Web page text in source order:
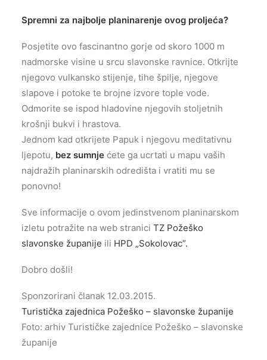
Spremni za najbolje planinarenje ovog proljeća?
Posjetite ovo fascinantno gorje od skoro 1000 m
nadmorske visine u srcu slavonske ravnice. Otkrijte
njegovo vulkansko stijenje, tihe špilje, njegove
slapove i potoke te brojne izvore tople vode.
Odmorite se ispod hladovine njegovih stoljetnih
krošnji bukvi i hrastova.
Jednom kad otkrijete Papuk i njegovu meditativnu
ljepotu, bez sumnje ćete ga ucrtati u mapu vaših
najdražih planinarskih odredišta i vratiti mu se
ponovno!
Sve informacije o ovom jedinstvenom planinarskom
izletu potražite na web stranici TZ Požeško
slavonske županije ili HPD „Sokolovac“.
Dobro došli!
Sponzorirani članak 12.03.2015.
Turistička zajednica Požeško – slavonske županije
Foto: arhiv Turističke zajednice Požeško – slavonske
županije